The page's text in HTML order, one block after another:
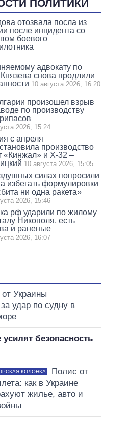
ПОЛИТИКИ
отозвала посла из
после инцидента со
боевого
адвокату по
снова продлили
10 августа 2026, 16:20
произошел взрыв
по производству
2026, 15:24
с апреля
производство
«Кинжал» и Х-32 –
10 августа 2026, 15:05
силах попросили
избегать формулировки
ни одна ракета»
2026, 15:46
рф ударили по жилому
Никополя, есть
и раненые
2026, 16:07
Украины
удар по судну в
безопасность
КОЛОНКА
Полис от
как в Украине
жилье, авто и